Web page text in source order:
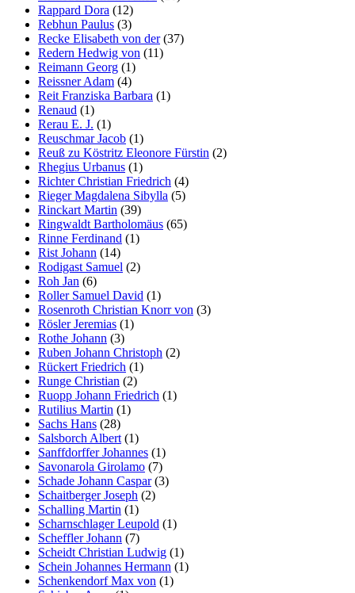
Rappard Dora (12)
Rebhun Paulus (3)
Recke Elisabeth von der(37)
Redern Hedwig von (11)
Reimann Georg (1)
Reissner Adam (4)
Reit Franziska Barbara (1)
Renaud (1)
Rerau E. J. (1)
Reuschmar Jacob (1)
Reuß zu Köstritz Eleonore Fürstin (2)
Rhegius Urbanus (1)
Richter Christian Friedrich (4)
Rieger Magdalena Sibylla (5)
Rinckart Martin (39)
Ringwaldt Bartholomäus (65)
Rinne Ferdinand (1)
Rist Johann (14)
Rodigast Samuel (2)
Roh Jan (6)
Roller Samuel David (1)
Rosenroth Christian Knorr von (3)
Rösler Jeremias (1)
Rothe Johann (3)
Ruben Johann Christoph (2)
Rückert Friedrich (1)
Runge Christian (2)
Ruopp Johann Friedrich (1)
Rutilius Martin (1)
Sachs Hans (28)
Salsborch Albert (1)
Sanffdorffer Johannes (1)
Savonarola Girolamo (7)
Schade Johann Caspar(3)
Schaitberger Joseph (2)
Schalling Martin (1)
Scharnschlager Leupold (1)
Scheffler Johann (7)
Scheidt Christian Ludwig (1)
Schein Johannes Hermann (1)
Schenkendorf Max von (1)